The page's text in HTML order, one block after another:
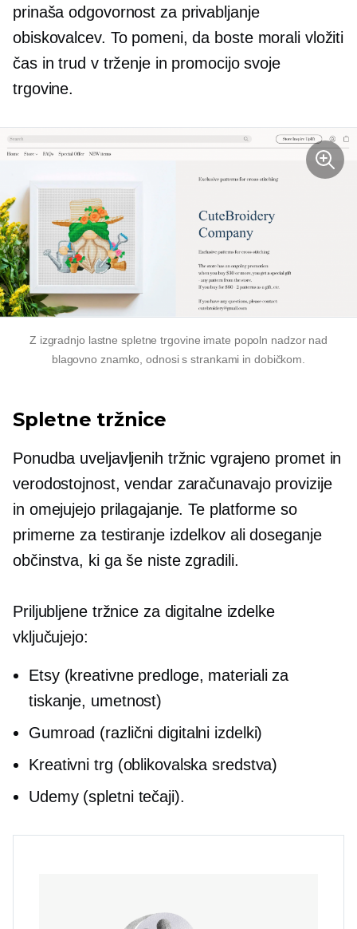
prinaša odgovornost za privabljanje
obiskovalcev. To pomeni, da boste morali vložiti
čas in trud v trženje in promocijo svoje
trgovine.
Z izgradnjo lastne spletne trgovine imate popoln nadzor nad
blagovno znamko, odnosi s strankami in dobičkom.
Spletne tržnice
Ponudba uveljavljenih tržnicvgrajeno promet in
verodostojnost, vendar zaračunavajo provizije
in omejujejo prilagajanje. Te platforme so
primerne za testiranje izdelkov ali doseganje
občinstva, ki ga še niste zgradili.
Priljubljene tržnice za digitalne izdelke
vključujejo:
Etsy (kreativne predloge, materiali za
tiskanje, umetnost)
Gumroad (različni digitalni izdelki)
Kreativni trg (oblikovalska sredstva)
Udemy (spletni tečaji).